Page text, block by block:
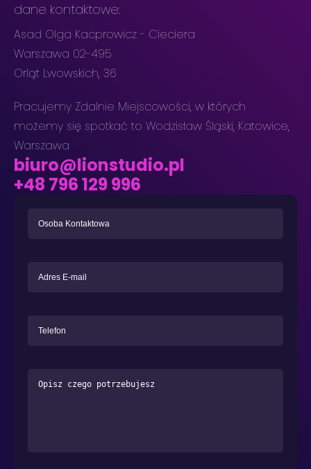
dane kontaktowe:
Asad Olga Kacprowicz - Cieciera
Warszawa 02-495
Orląt Lwowskich, 36
Pracujemy Zdalnie Miejscowości, w których
możemy się spotkać to Wodzisław Śląski, Katowice,
Warszawa
biuro@lionstudio.pl
+48 796 129 996